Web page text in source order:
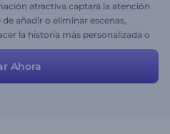
atractiva captará la atención
añadir o eliminar escenas,
la historia más personalizada o
Ahora